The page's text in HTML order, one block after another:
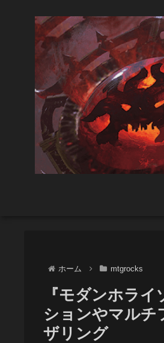
ホーム mtgrocks
『モダンホラ
ションやマルチ
ザリング